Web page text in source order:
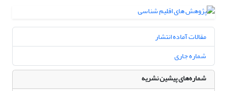
مقالات آماده انتشار
شماره جاری
شماره‌های پیشین نشریه